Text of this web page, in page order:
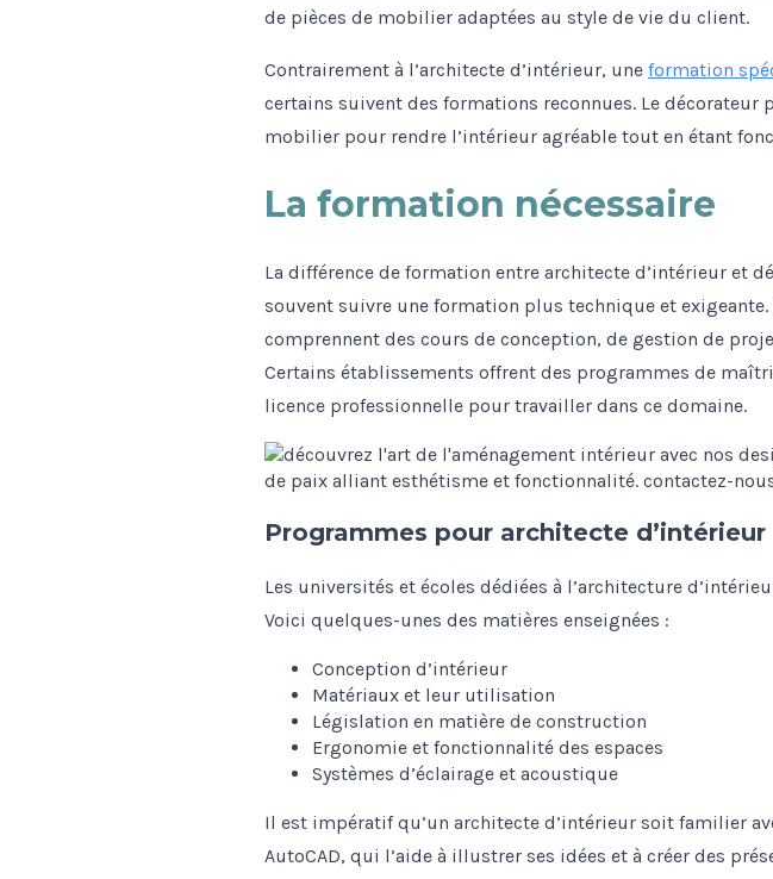
de pièces de mobilier adaptées au style de vie du client.
Contrairement à l’architecte d’intérieur, une formation
certains suivent des formations reconnues. Le
mobilier pour rendre l’intérieur agréable tout en étant
La formation nécessaire
La différence de formation entre architecte d’intérieur et
souvent suivre une formation plus technique et
comprennent des cours de conception, de gestion de
Certains établissements offrent des programmes de
licence professionnelle pour travailler dans ce domaine.
Programmes pour architecte d’intérieur
Les universités et écoles dédiées à l’architecture
Voici quelques-unes des matières enseignées :
Conception d’intérieur
Matériaux et leur utilisation
Législation en matière de construction
Ergonomie et fonctionnalité des espaces
Systèmes d’éclairage et acoustique
Il est impératif qu’un architecte d’intérieur soit familier
AutoCAD, qui l’aide à illustrer ses idées et à créer des